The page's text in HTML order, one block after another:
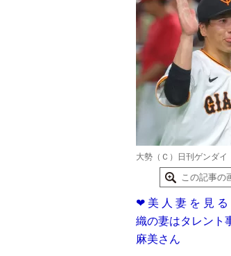
大勢（Ｃ）日刊ゲンダイ
この記事の
❤ 美 人 妻 を 見
織の妻はタレント
麻美さん